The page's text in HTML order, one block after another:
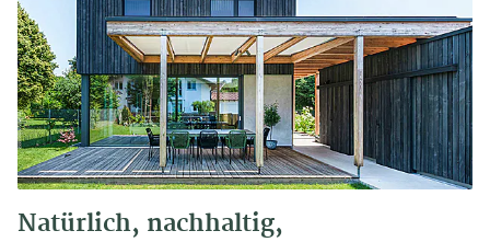
Natürlich, nachhaltig,